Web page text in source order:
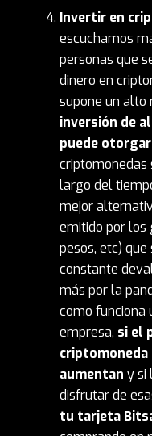
Invertir en
escuchamos
personas que
dinero en
supone un alto
inversión de
puede
criptomonedas
largo del
mejor
emitido por los
pesos, etc)
constante
más por la
como funciona
empresa, si el
aumentan y si
disfrutar de
tu tarjeta